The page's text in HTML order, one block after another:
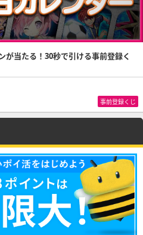
当たる！30秒で引ける事前登録く
事前登録くじ